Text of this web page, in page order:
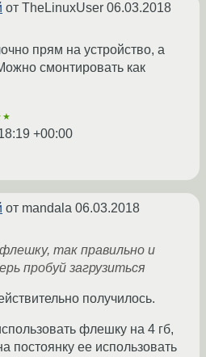
от TheLinuxUser 06.03.2018
прям на устройство, а
смонтировать как
+00:00
от mandala 06.03.2018
так правильно и
пробуй загрузиться
получилось.
флешку на 4 гб,
постоянку ее использовать